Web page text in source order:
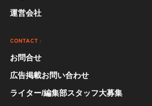
運営会社
CONTACT :
お問合せ
広告掲載お問い合わせ
ライター/編集部スタッフ大募集